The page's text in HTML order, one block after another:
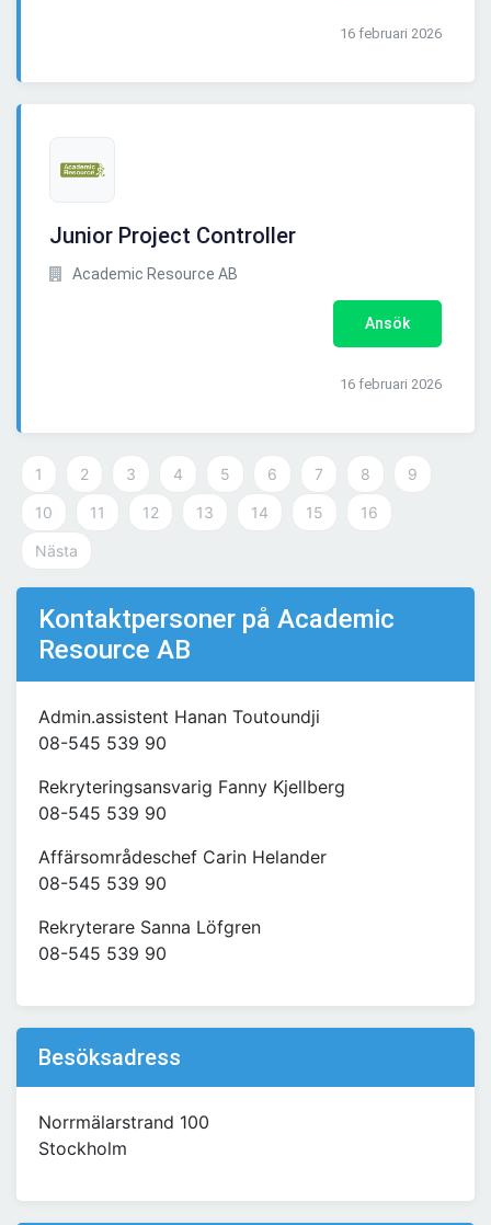
16 februari 2026
Junior Project Controller
Academic Resource AB
Ansök
16 februari 2026
1 2 3 4 5 6 7 8 9
10 11 12 13 14 15 16
Nästa
Kontaktpersoner på Academic
Resource AB
Admin.assistent Hanan Toutoundji
08-545 539 90
Rekryteringsansvarig Fanny Kjellberg
08-545 539 90
Affärsområdeschef Carin Helander
08-545 539 90
Rekryterare Sanna Löfgren
08-545 539 90
Besöksadress
Norrmälarstrand 100
Stockholm